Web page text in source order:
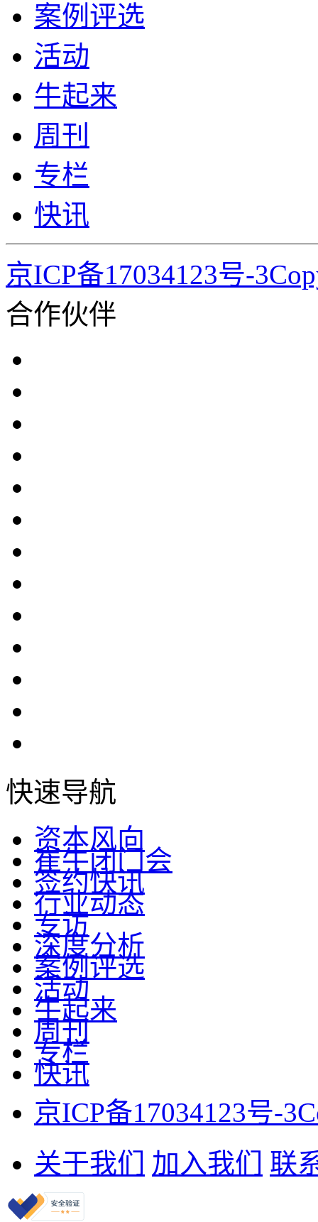
案例评选
活动
牛起来
周刊
专栏
快讯
京ICP备17034123号-
合作伙伴
快速导航
资本风向
崔牛闭门会
签约快讯
行业动态
专访
深度分析
案例评选
活动
牛起来
周刊
专栏
快讯
京ICP备17034123号-3
关于我们
加入我们 联